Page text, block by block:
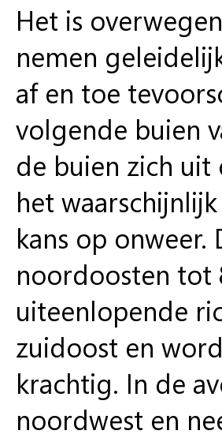
Het is
nemen
af en toe
volgende buien
de buien zich
het
kans op
noordoosten tot
uiteenlopende
zuidoost en
krachtig. In de
noordwest en